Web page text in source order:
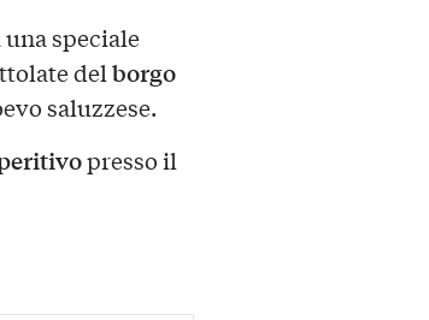
una speciale
delborgo
saluzzese.
presso il